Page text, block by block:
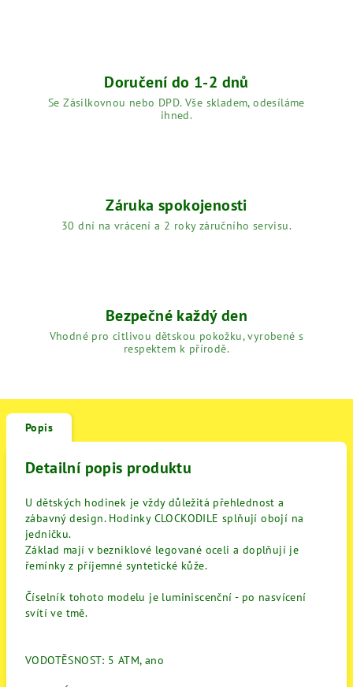
Doručení do 1-2 dnů
Se Zásilkovnou nebo DPD. Vše skladem, odesíláme
ihned.
Záruka spokojenosti
30 dní na vrácení a 2 roky záručního servisu.
Bezpečné každý den
Vhodné pro citlivou dětskou pokožku, vyrobené s
respektem k přírodě.
Popis
Detailní popis produktu
U dětských hodinek je vždy důležitá přehlednost a
zábavný design. Hodinky CLOCKODILE splňují obojí na
jedničku.
Základ mají v bezniklové legované oceli a doplňují je
řemínky z příjemné syntetické kůže.
Číselník tohoto modelu je luminiscenční - po nasvícení
svítí ve tmě.
VODOTĚSNOST: 5 ATM, ano